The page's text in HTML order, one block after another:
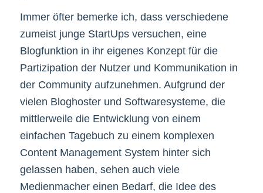
Immer öfter bemerke ich, dass verschiedene
zumeist junge StartUps versuchen, eine
Blogfunktion in ihr eigenes Konzept für die
Partizipation der Nutzer und Kommunikation in
der Community aufzunehmen. Aufgrund der
vielen Bloghoster und Softwaresysteme, die
mittlerweile die Entwicklung von einem
einfachen Tagebuch zu einem komplexen
Content Management System hinter sich
gelassen haben, sehen auch viele
Medienmacher einen Bedarf, die Idee des